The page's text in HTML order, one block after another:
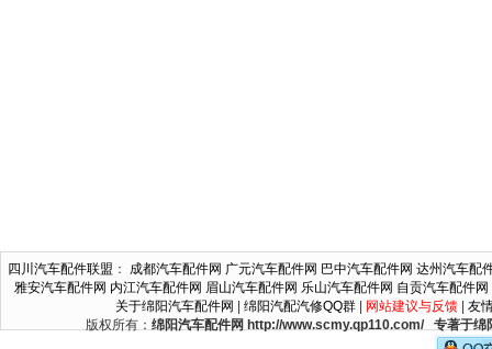
四川汽车配件联盟 ： 成都汽车配件网 广元汽车配件网 巴中汽车配件网 达州汽车配
雅安汽车配件网 内江汽车配件网 眉山汽车配件网 乐山汽车配件网 自贡汽车配件网
关于绵阳汽车配件网
绵阳汽配汽修QQ群| 网站建议与反馈| 友
版权所有： 绵阳汽车配件网 http://www.scmy.qp110.com/ 专著于绵